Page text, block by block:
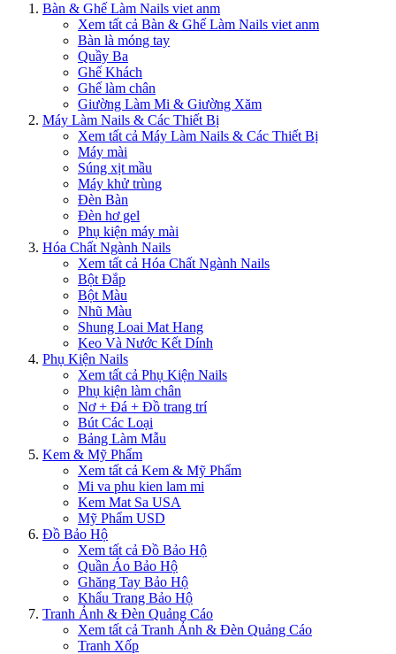
Bàn & Ghế Làm Nails viet anm
Xem tất cả Bàn & Ghế Làm Nails viet anm
Bàn là móng tay
Quầy Ba
Ghế Khách
Ghế làm chân
Giường Làm Mi & Giường Xăm
Máy Làm Nails & Các Thiết Bị
Xem tất cả Máy Làm Nails & Các Thiết Bị
Máy mài
Súng xịt mầu
Máy khử trùng
Đèn Bàn
Đèn hơ gel
Phụ kiện máy mài
Hóa Chất Ngành Nails
Xem tất cả Hóa Chất Ngành Nails
Bột Đắp
Bột Màu
Nhũ Màu
Shung Loai Mat Hang
Keo Và Nước Kết Dính
Phụ Kiện Nails
Xem tất cả Phụ Kiện Nails
Phụ kiện làm chân
Nơ + Đá + Đồ trang trí
Bút Các Loại
Bảng Làm Mẫu
Kem & Mỹ Phẩm
Xem tất cả Kem & Mỹ Phẩm
Mi va phu kien lam mi
Kem Mat Sa USA
Mỹ Phẩm USD
Đồ Bảo Hộ
Xem tất cả Đồ Bảo Hộ
Quần Áo Bảo Hộ
Ghăng Tay Bảo Hộ
Khẩu Trang Bảo Hộ
Tranh Ảnh & Đèn Quảng Cáo
Xem tất cả Tranh Ảnh & Đèn Quảng Cáo
Tranh Xốp